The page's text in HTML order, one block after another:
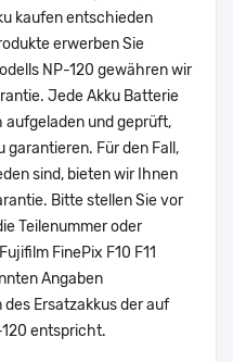
kaufen entschieden
erwerben Sie
NP-120 gewähren wir
Jede Akku Batterie
aufgeladen und geprüft,
garantieren. Für den Fall,
sind, bieten wir Ihnen
Bitte stellen Sie vor
Teilenummer oder
FinePix F10 F11
Angaben
Ersatzakkus der auf
entspricht.